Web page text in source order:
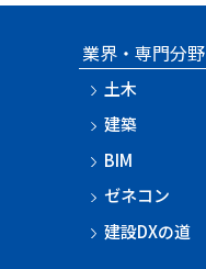
業界・専門分野
土木
建築
BIM
ゼネコン
建設DXの道